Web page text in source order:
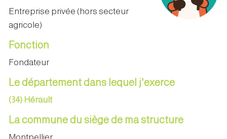
Entreprise privée (hors secteur
agricole)
Fonction
Fondateur
Le département dans lequel j'exerce
(34) Hérault
La commune du siège de ma structure
Montpellier